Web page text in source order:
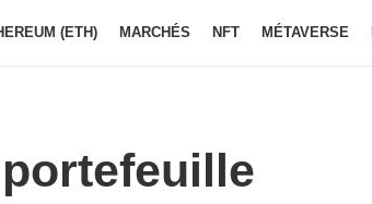
(ETH) MARCHÉS NFT MÉTAVERSE